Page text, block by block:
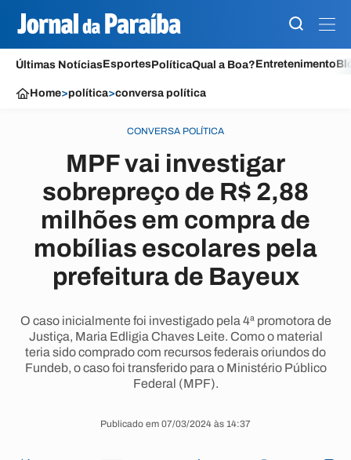
Últimas NotíciasEsportesPolíticaQual a Boa?Entretenimento
Home>política>conversa política
CONVERSA POLÍTICA
MPF vai investigar
sobrepreço de R$ 2,88
milhões em compra de
mobílias escolares pela
prefeitura de Bayeux
O caso inicialmente foi investigado pela 4ª promotora de
Justiça, Maria Edligia Chaves Leite. Como o material
teria sido comprado com recursos federais oriundos do
Fundeb, o caso foi transferido para o Ministério Público
Federal (MPF).
Publicado em 07/03/2024 às 14:37